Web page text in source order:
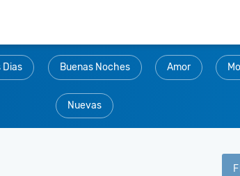
Dias Buenas Noches Amor
Nuevas